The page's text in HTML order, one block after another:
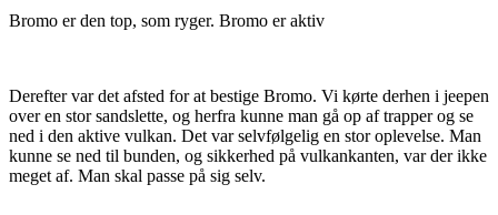
Bromo er den top, som ryger. Bromo er aktiv
Derefter var det afsted for at bestige Bromo. Vi kørte derhen i jeepen
over en stor sandslette, og herfra kunne man gå op af trapper og se
ned i den aktive vulkan. Det var selvfølgelig en stor oplevelse. Man
kunne se ned til bunden, og sikkerhed på vulkankanten, var der ikke
meget af. Man skal passe på sig selv.